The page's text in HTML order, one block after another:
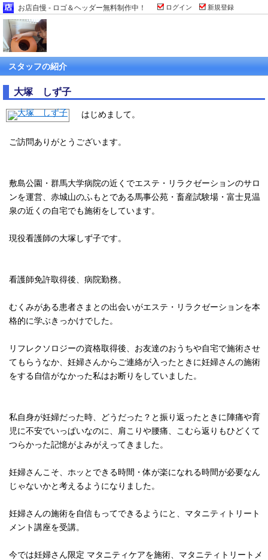
お店自慢 - ロゴ＆ヘッダー無料制作中！ ログイン 新規登録
スタッフの紹介
大塚 しず子
はじめまして。
ご訪問ありがとうございます。
敷島公園・群馬大学病院の近くでエステ・リラクゼーションのサロ
ンを運営、赤城山のふもとである馬事公苑・畜産試験場・富士見温
泉の近くの自宅でも施術をしています。
現役看護師の大塚しず子です。
看護師免許取得後、病院勤務。
むくみがある患者さまとの出会いがエステ・リラクゼーションを本
格的に学ぶきっかけでした。
リフレクソロジーの資格取得後、お友達のおうちや自宅で施術させ
てもらうなか、妊婦さんからご連絡が入ったときに妊婦さんの施術
をする自信がなかった私はお断りをしていました。
私自身が妊婦だった時、どうだった？と振り返ったときに陣痛や育
児に不安でいっぱいなのに、肩こりや腰痛、こむら返りもひどくて
つらかった記憶がよみがえってきました。
妊婦さんこそ、ホッとできる時間・体が楽になれる時間が必要なん
じゃないかと考えるようになりました。
妊婦さんの施術を自信もってできるようにと、マタニティトリート
メント講座を受講。
今では妊婦さん限定 マタニティケアを施術、マタニティトリートメ